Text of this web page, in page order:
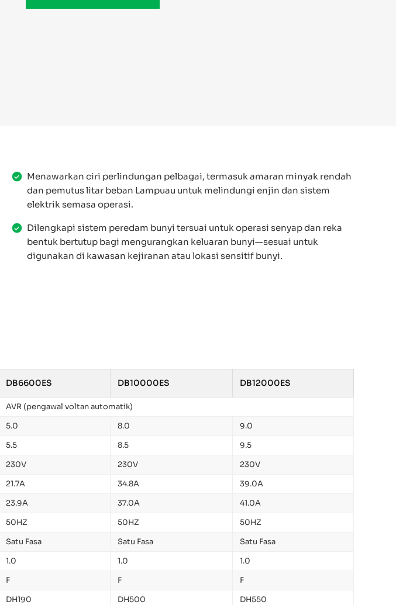
Menawarkan ciri perlindungan pelbagai, termasuk amaran minyak rendah
dan pemutus litar beban Lampuau untuk melindungi enjin dan sistem
elektrik semasa operasi.
Dilengkapi sistem peredam bunyi tersuai untuk operasi senyap dan reka
bentuk bertutup bagi mengurangkan keluaran bunyi—sesuai untuk
digunakan di kawasan kejiranan atau lokasi sensitif bunyi.
DB6600ES DB10000ES DB12000ES
AVR (pengawal voltan automatik)
5.0 8.0 9.0
5.5 8.5 9.5
230V 230V 230V
21.7A 34.8A 39.0A
23.9A 37.0A 41.0A
50HZ 50HZ 50HZ
Satu Fasa Satu Fasa Satu Fasa
1.0 1.0 1.0
F F F
DH190 DH500 DH550